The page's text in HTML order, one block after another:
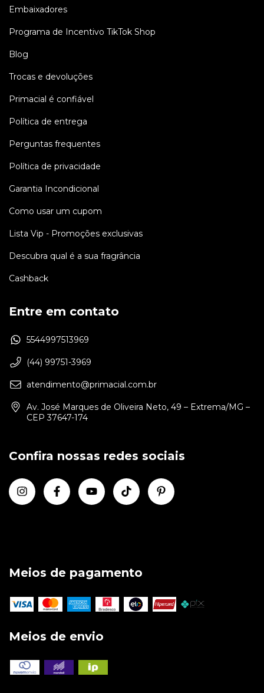
Embaixadores
Programa de Incentivo TikTok Shop
Blog
Trocas e devoluções
Primacial é confiável
Política de entrega
Perguntas frequentes
Política de privacidade
Garantia Incondicional
Como usar um cupom
Lista Vip - Promoções exclusivas
Descubra qual é a sua fragrância
Cashback
Entre em contato
5544997513969
(44) 99751-3969
atendimento@primacial.com.br
Av. José Marques de Oliveira Neto, 49 – Extrema/MG –
CEP 37647-174
Confira nossas redes sociais
Meios de pagamento
Meios de envio